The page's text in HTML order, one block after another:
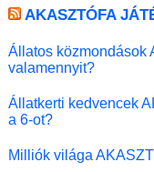
AKASZTÓFA
Állatos közmondások
valamennyit?
Állatkerti kedvencek
a 6-ot?
Milliók világa